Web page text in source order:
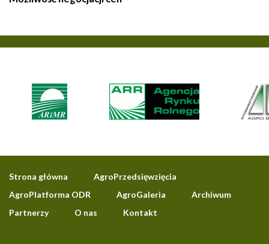
Strona główna
AgroPrzedsięwzięcia
AgroPlatforma ODR
AgroGaleria
Archiwum
Partnerzy
O nas Kontakt